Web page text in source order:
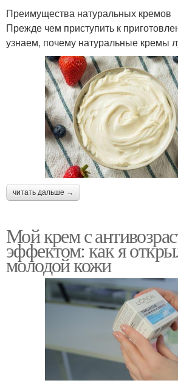
Преимущества натуральных кремов
Прежде чем приступить к
узнаем, почему натуральные кремы
читать дальше →
Мой крем с
эффектом: как я
молодой кожи